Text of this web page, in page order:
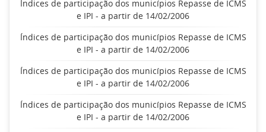
Índices de participação dos municípios Repasse de ICMS
e IPI - a partir de 14/02/2006
Índices de participação dos municípios Repasse de ICMS
e IPI - a partir de 14/02/2006
Índices de participação dos municípios Repasse de ICMS
e IPI - a partir de 14/02/2006
Índices de participação dos municípios Repasse de ICMS
e IPI - a partir de 14/02/2006